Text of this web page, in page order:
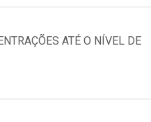
ATÉ O NÍVEL DE